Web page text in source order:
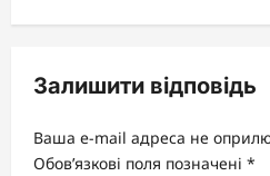
a
i
a
Залишити відповідь
Ваша e-mail адреса не
Обов’язкові поля позначені *